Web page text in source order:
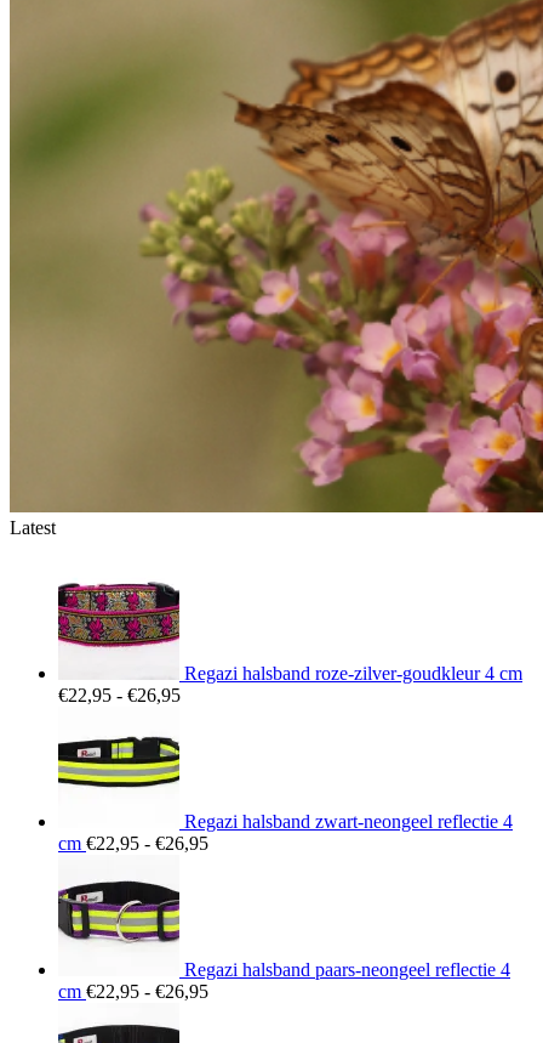
Latest
Regazi halsband roze-zilver-goudkleur 4 cm
€22,95 - €26,95Prijsklasse:
Regazi halsband zwart-neongeel reflectie 4
cm €22,95 - €26,95Prijsklasse:
Regazi halsband paars-neongeel reflectie 4
cm €22,95 - €26,95Prijsklasse: